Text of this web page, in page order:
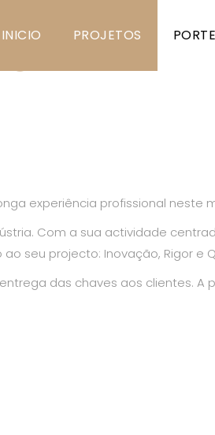
INICIO PROJETOS
& SIMÕES
experiência profissional neste
Com a sua actividade
seu projecto: Inovação, Rigor e
das chaves aos clientes. A